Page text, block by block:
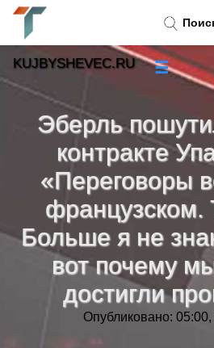
Эберль
контракте
«Переговоры
французском.
Больше я не
вот почему
достигли
Опубликовано:
KUJBYSHEVEC.RU ☰
Тренды новостей »
Рубрики»
Правила